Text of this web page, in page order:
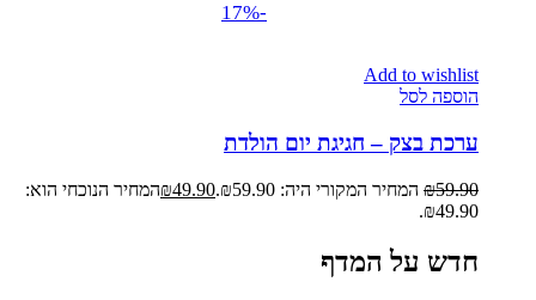
-17%
Add to wishlist
הוספה לסל
ערכת בצק – חגיגת יום הולדת
₪59.90 המחיר המקורי היה: ₪59.90. ₪49.90
המחיר הנוכחי הוא:
₪49.90.
חדש על המדף